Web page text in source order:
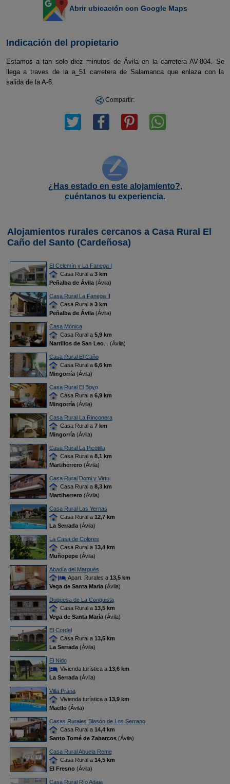
Abrir ubicación con Google Maps
Indicación del propietario
Estamos a tan solo diez minutos de Ávila en la carretera AV-804. Se
llega a traves de la a_51 carretera de Salamanca que enlaza con la
salida de la A-6.
Compartir:
¿Has estado en este alojamiento?,
cuéntanos tu experiencia.
Alojamientos rurales cercanos a Casa Rural El
Caño del Santo (Cardeñosa)
El Celemín y La Fanega I
Casa Rural a 3 km
Peñalba de Ávila(Ávila)
Casa Rural La Fanega II
Casa Rural a 3 km
Peñalba de Ávila(Ávila)
Casa Mónica
Casa Rural a 5,9 km
Narrillos de San Leo... (Ávila)
Casa Rural El Caño
Casa Rural a 6,6 km
Mingorría(Ávila)
Casa Rural El Boyo
Casa Rural a 6,9 km
Mingorría(Ávila)
Casa Rural La Rinconera
Casa Rural a 7 km
Mingorría(Ávila)
Casa Rural La Picotilla
Casa Rural a 8,1 km
Martiherrero(Ávila)
Casa Rural Domi y Virtu
Casa Rural a 8,3 km
Martiherrero(Ávila)
Casa Rural Las Yernas
Casa Rural a 12,7 km
La Serrada(Ávila)
La Casa de Colores
Casa Rural a 13,4 km
Muñopepe(Ávila)
Abadía del Marqués
Apart. Rurales a 13,5 km
Vega de Santa Maria(Ávila)
Duquesa de La Conquista
Casa Rural a 13,5 km
Vega de Santa María(Ávila)
El Cordel
Casa Rural a 13,5 km
La Serrada(Ávila)
El Nido
Vivienda turística a 13,6 km
La Serrada(Ávila)
Villa Prana
Vivienda turística a 13,9 km
Maello(Ávila)
Casas Rurales Blasón de Los Serrano
Casa Rural a 14,4 km
Santo Tomé de Zabarcos(Ávila)
Casa Rural Abuela Reme
Casa Rural a 14,5 km
El Fresno(Ávila)
Casa Rural Río Adaja